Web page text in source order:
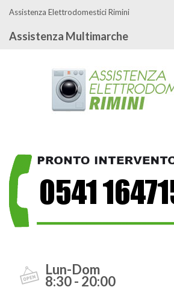
Assistenza Elettrodomestici Rimini
Assistenza Multimarche
Lun-Dom
8:30 - 20:00